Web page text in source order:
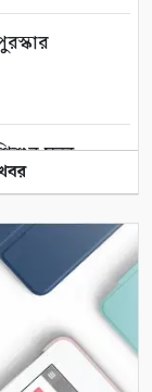
মৃত্যু